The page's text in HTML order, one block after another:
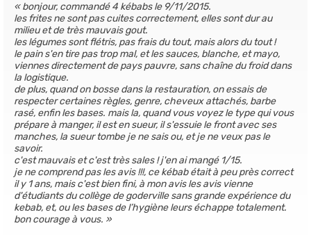
bonjour, commandé 4 kébabs le 9/11/2015.
les frites ne sont pas cuites correctement, elles sont dur au
milieu et de très mauvais gout.
les légumes sont flétris, pas frais du tout, mais alors du tout !
le pain s'en tire pas trop mal, et les sauces, blanche, et mayo,
viennes directement de pays pauvre, sans chaîne du froid dans
la logistique.
de plus, quand on bosse dans la restauration, on essais de
respecter certaines règles, genre, cheveux attachés, barbe
rasé, enfin les bases. mais la, quand vous voyez le type qui vous
prépare à manger, il est en sueur, il s'essuie le front avec ses
manches, la sueur tombe je ne sais ou, et je ne veux pas le
savoir.
c'est mauvais et c'est très sales ! j'en ai mangé 1/15.
je ne comprend pas les avis !!!, ce kébab était à peu près correct
il y 1 ans, mais c'est bien fini, à mon avis les avis vienne
d'étudiants du collège de goderville sans grande expérience du
kebab, et, ou les bases de l’hygiène leurs échappe totalement.
bon courage à vous.